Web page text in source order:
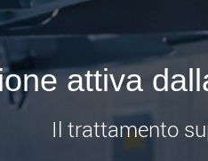
attiva
Il trattamento